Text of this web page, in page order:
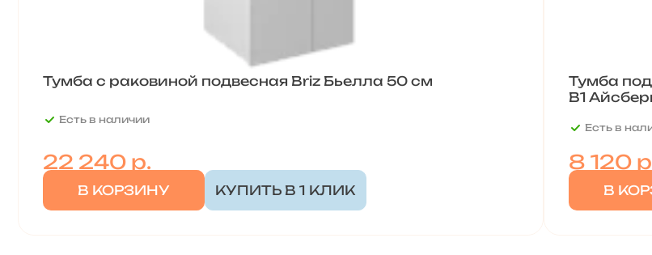
Тумба с раковиной подвесная Briz Бьелла 50 см
Есть в наличии
22 240р.
В КОРЗИНУ КУПИТЬ В 1 КЛИК
Тумба
В1
Есть в
8 120
В